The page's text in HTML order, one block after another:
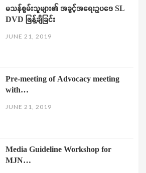
မသန်စွမ်းသူများ၏ အခွင့်အရေးဥပဒေ SL
DVD ဖြန့်ချိခြင်း
JUNE 21, 2019
Pre-meeting of Advocacy meeting
with…
JUNE 21, 2019
Media Guideline Workshop for
MJN…